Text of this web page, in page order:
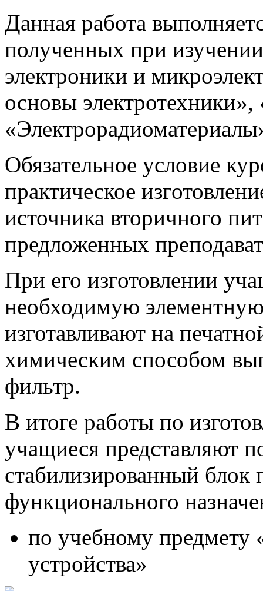
Данная работа
полученных при
электроники и
основы
Обязательное условие
практическое
источника вторичного
предложенных
При его изготовлении
необходимую
изготавливают на
химическим способом
фильтр.
В итоге работы по
учащиеся представляют
стабилизированный блок
функционального
по учебному предмету
устройства»